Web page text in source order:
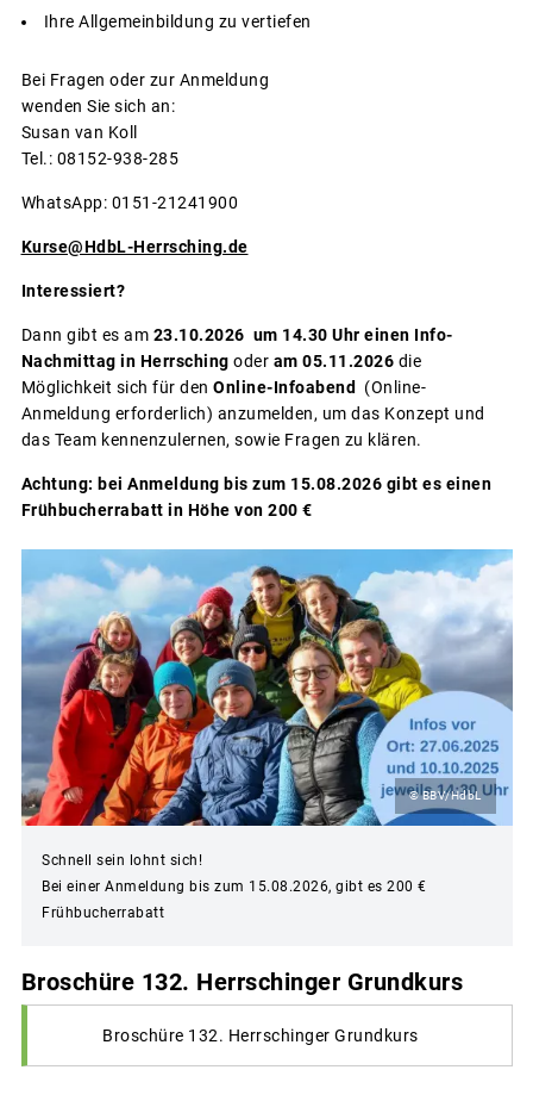
Ihre Allgemeinbildung zu vertiefen
Bei Fragen oder zur Anmeldung
wenden Sie sich an:
Susan van Koll
Tel.: 08152-938-285
WhatsApp: 0151-21241900
Kurse@HdbL-Herrsching.de
Interessiert?
Dann gibt es am 23.10.2026 um 14.30 Uhr einen Info-
Nachmittag in Herrsching oder am 05.11.2026 die
Möglichkeit sich für den Online-Infoabend
(Online-
Anmeldung erforderlich) anzumelden, um das Konzept und
das Team kennenzulernen, sowie Fragen zu klären.
Achtung: bei Anmeldung bis zum 15.08.2026 gibt es einen
Frühbucherrabatt in Höhe von 200 €
© BBV/HdbL
Schnell sein lohnt sich!
Bei einer Anmeldung bis zum 15.08.2026, gibt es 200 €
Frühbucherrabatt
Broschüre 132. Herrschinger Grundkurs
Broschüre 132. Herrschinger Grundkurs